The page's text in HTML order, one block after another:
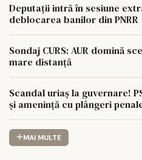
Deputații intră în sesiune
deblocarea banilor din PNRR
Sondaj CURS: AUR domină
mare distanță
Scandal uriaș la guvernare!
și amenință cu plângeri
MAI MULTE